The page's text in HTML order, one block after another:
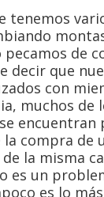
tenemos
de
decir que
con
muchos de
encuentran
compra de
la misma
es un
es lo